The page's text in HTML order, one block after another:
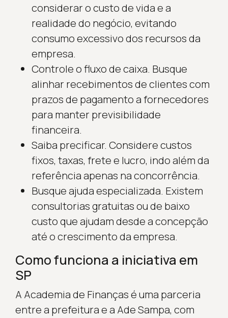
considerar o custo de vida e a
realidade do negócio, evitando
consumo excessivo dos recursos da
empresa.
Controle o fluxo de caixa. Busque
alinhar recebimentos de clientes com
prazos de pagamento a fornecedores
para manter previsibilidade
financeira.
Saiba precificar. Considere custos
fixos, taxas, frete e lucro, indo além da
referência apenas na concorrência.
Busque ajuda especializada. Existem
consultorias gratuitas ou de baixo
custo que ajudam desde a concepção
até o crescimento da empresa.
Como funciona a iniciativa em
SP
A Academia de Finanças é uma parceria
entre a prefeitura e a Ade Sampa, com